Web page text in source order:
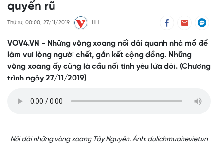
quyến rũ
Thứ tư, 00:00, 27/11/2019 HH
VOV4.VN - Những vòng xoang nối dài quanh nhà mồ để
làm vui lòng người chết, gắn kết cộng đồng. Những
vòng xoang ấy cũng là cầu nối tình yêu lứa đôi. (Chương
trình ngày 27/11/2019)
Nối dài những vòng xoang Tây Nguyên. Ảnh: dulichmuaheviet.vn